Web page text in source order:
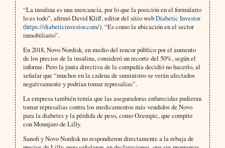
“La insulina es una mercancía, por lo que la posición en el formulario
lo es todo”, afirmó David Kliff, editor del sitio webDiabetic Investor
(https://diabeticinvestor.com/). “Es como la ubicación en el sector
inmobiliario”.
En 2018, Novo Nordisk, en medio del rencor público por el aumento
de los precios de la insulina, consideró un recorte del 50%, según el
informe. Pero la junta directiva de la compañía decidió no hacerlo, al
señalar que “muchos en la cadena de suministro se verán afectados
negativamente y podrían tomar represalias”.
La empresa también temía que las aseguradoras enfurecidas pudieran
tomar represalias contra los medicamentos más vendidos de Novo
para la diabetes y la pérdida de peso, como Ozempic, que compite
con Mounjaro de Lilly.
Sanofi y Novo Nordisk no respondieron directamente a la rebaja de